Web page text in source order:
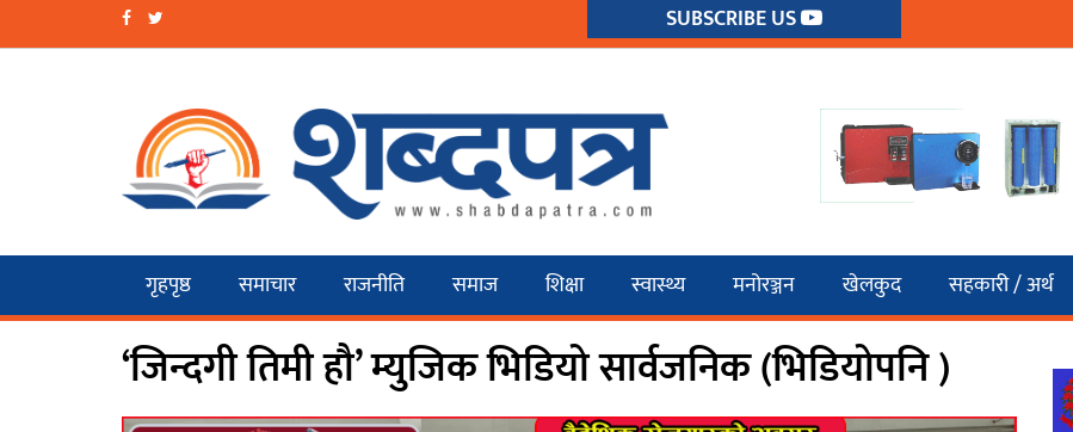
SUBSCRIBE US
गृहपृष्ठ समाचार राजनीति समाज शिक्षा स्वास्थ्य मनोरञ्जन खेलकुद सहकारी / अर्थ
‘जिन्दगी तिमी हौ’ म्युजिक भिडियो सार्वजनिक (भिडियोपनि )